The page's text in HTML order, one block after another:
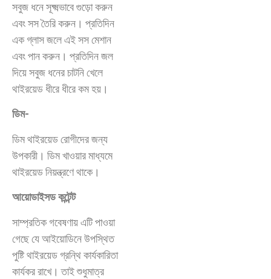
সবুজ ধনে সূক্ষ্মভাবে গুড়ো করুন
এবং সস তৈরি করুন। প্রতিদিন
এক গ্লাস জলে এই সস মেশান
এবং পান করুন। প্রতিদিন জল
দিয়ে সবুজ ধনের চাটনি খেলে
থাইরয়েড ধীরে ধীরে কম হয়।
ডিম-
ডিম থাইরয়েড রোগীদের জন্য
উপকারী। ডিম খাওয়ার মাধ্যমে
থাইরয়েড নিয়ন্ত্রণে থাকে।
আয়োডাইসড কন্টেন্ট
সাম্প্রতিক গবেষণায় এটি পাওয়া
গেছে যে আইয়োডিনে উপস্থিত
পুষ্টি থাইরয়েড গ্রন্থি কার্যকারিতা
কার্যকর রাখে। তাই শুধুমাত্র